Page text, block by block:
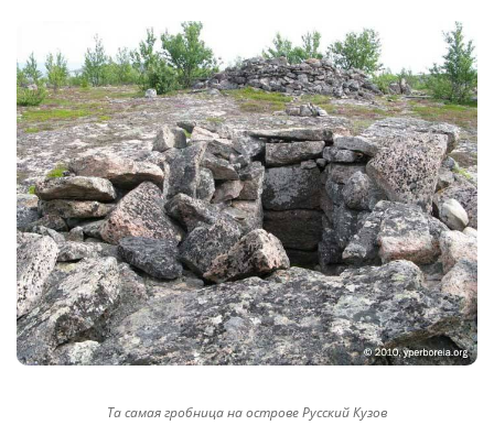
Та самая гробница на острове Русский Кузов